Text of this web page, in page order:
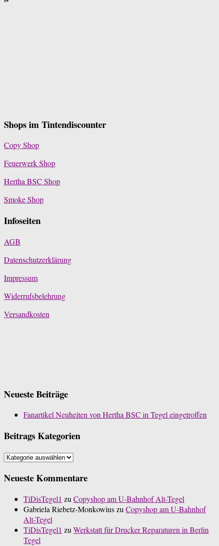
Shops im Tintendiscounter
Copy Shop
Feuerwerk Shop
Hertha BSC Shop
Smoke Shop
Infoseiten
AGB
Datenschutzerklärung
Impressum
Widerrufsbelehrung
Versandkosten
Neueste Beiträge
Fanartikel Neuheiten von Hertha BSC in Tegel eingetroffen
Beitrags Kategorien
Beitrags
Neueste Kommentare
TiDisTegel1 zu Copyshop am U-Bahnhof Alt-Tegel
Gabriela Riebetz-Monkowiuszu Copyshop am U-Bahnhof
Alt-Tegel
TiDisTegel1 zu Werkstatt für Drucker Reparaturen in Berlin
Tegel